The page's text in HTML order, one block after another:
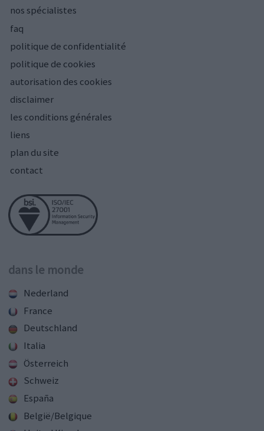
nos spécialistes
faq
politique de confidentialité
politique de cookies
autorisation des cookies
disclaimer
les conditions générales
liens
plan du site
contact
dans le monde
Nederland
France
Deutschland
Italia
Österreich
Schweiz
España
België/Belgique